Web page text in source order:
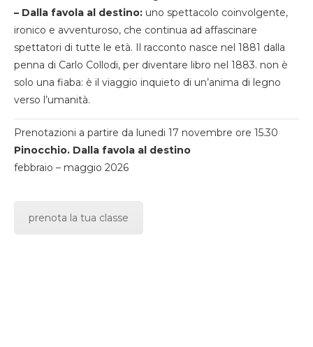
– Dalla favola al destino: uno spettacolo coinvolgente,
ironico e avventuroso, che continua ad affascinare
spettatori di tutte le età. Il racconto nasce nel 1881 dalla
penna di Carlo Collodi, per diventare libro nel 1883. non è
solo una fiaba: è il viaggio inquieto di un’anima di legno
verso l’umanità.
Prenotazioni a partire da lunedi 17 novembre ore 15.30
Pinocchio. Dalla favola al destino
febbraio – maggio 2026
prenota la tua classe